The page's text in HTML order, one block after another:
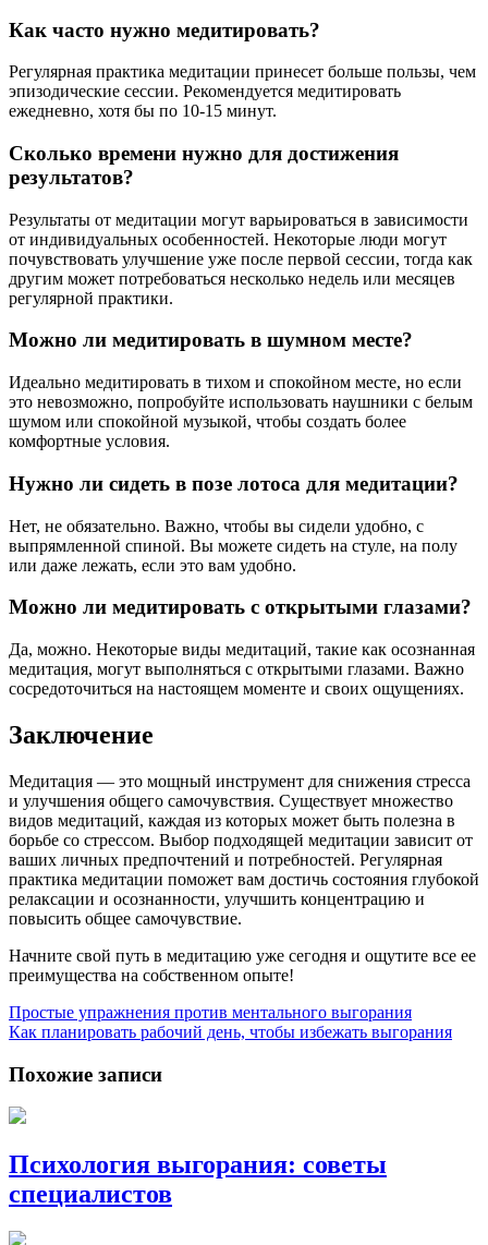
Как часто нужно медитировать?
Регулярная практика медитации принесет больше пользы, чем
эпизодические сессии. Рекомендуется медитировать
ежедневно, хотя бы по 10-15 минут.
Сколько времени нужно для достижения
результатов?
Результаты от медитации могут варьироваться в зависимости
от индивидуальных особенностей. Некоторые люди могут
почувствовать улучшение уже после первой сессии, тогда как
другим может потребоваться несколько недель или месяцев
регулярной практики.
Можно ли медитировать в шумном месте?
Идеально медитировать в тихом и спокойном месте, но если
это невозможно, попробуйте использовать наушники с белым
шумом или спокойной музыкой, чтобы создать более
комфортные условия.
Нужно ли сидеть в позе лотоса для медитации?
Нет, не обязательно. Важно, чтобы вы сидели удобно, с
выпрямленной спиной. Вы можете сидеть на стуле, на полу
или даже лежать, если это вам удобно.
Можно ли медитировать с открытыми глазами?
Да, можно. Некоторые виды медитаций, такие как осознанная
медитация, могут выполняться с открытыми глазами. Важно
сосредоточиться на настоящем моменте и своих ощущениях.
Заключение
Медитация — это мощный инструмент для снижения стресса
и улучшения общего самочувствия. Существует множество
видов медитаций, каждая из которых может быть полезна в
борьбе со стрессом. Выбор подходящей медитации зависит от
ваших личных предпочтений и потребностей. Регулярная
практика медитации поможет вам достичь состояния глубокой
релаксации и осознанности, улучшить концентрацию и
повысить общее самочувствие.
Начните свой путь в медитацию уже сегодня и ощутите все ее
преимущества на собственном опыте!
Простые упражнения против ментального выгорания
Как планировать рабочий день, чтобы избежать выгорания
Похожие записи
Психология выгорания: советы
специалистов